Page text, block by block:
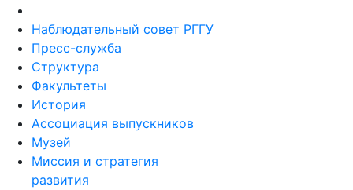
Наблюдательный совет РГГУ
Пресс-служба
Структура
Факультеты
История
Ассоциация выпускников
Музей
Миссия и стратегия
развития